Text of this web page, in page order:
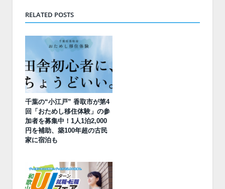
RELATED POSTS
千葉の“小江戸” 香取市が第4
回「おためし移住体験」の参
加者を募集中！1人1泊2,000
円を補助、築100年超の古民
家に宿泊も